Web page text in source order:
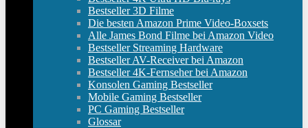
Bestseller 3D Filme
Die besten Amazon Prime Video-Boxsets
Alle James Bond Filme bei Amazon Video
Bestseller Streaming Hardware
Bestseller AV-Receiver bei Amazon
Bestseller 4K-Fernseher bei Amazon
Konsolen Gaming Bestseller
Mobile Gaming Bestseller
PC Gaming Bestseller
Glossar